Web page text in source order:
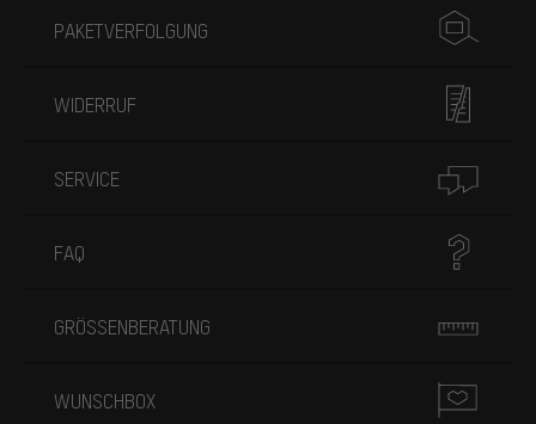
PAKETVERFOLGUNG
WIDERRUF
SERVICE
FAQ
GRÖSSENBERATUNG
WUNSCHBOX